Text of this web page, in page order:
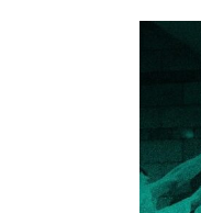
好？
負
面